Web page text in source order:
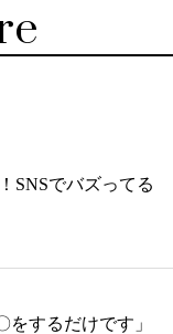
SNSでバズってる
をするだけです」